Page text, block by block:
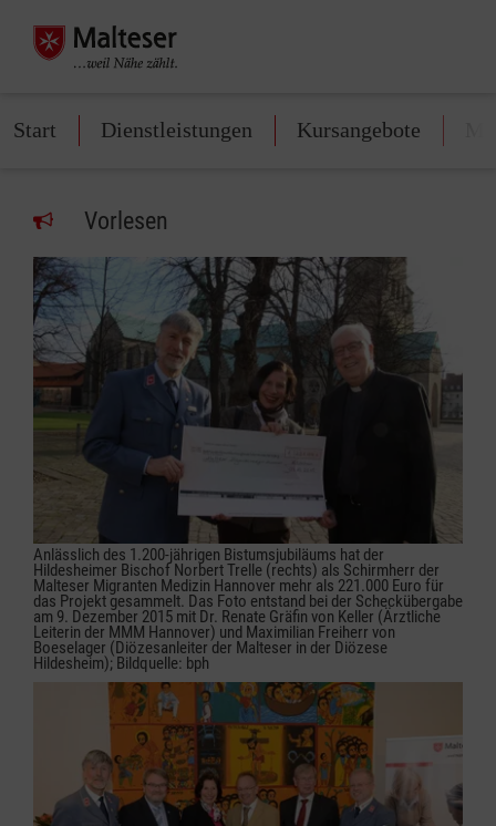
Start Dienstleistungen Kursangebote
Vorlesen
Anlässlich des 1.200-jährigen Bistumsjubiläums hat der
Hildesheimer Bischof Norbert Trelle (rechts) als Schirmherr der
Malteser Migranten Medizin Hannover mehr als 221.000 Euro für
das Projekt gesammelt. Das Foto entstand bei der Scheckübergabe
am 9. Dezember 2015 mit Dr. Renate Gräfin von Keller (Ärztliche
Leiterin der MMM Hannover) und Maximilian Freiherr von
Boeselager (Diözesanleiter der Malteser in der Diözese
Hildesheim); Bildquelle: bph